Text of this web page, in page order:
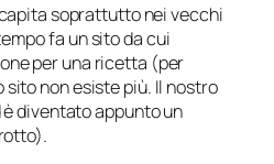
soprattutto nei vecchi
fa un sito da cui
per una ricetta (per
non esiste più. Il nostro
diventato appunto un